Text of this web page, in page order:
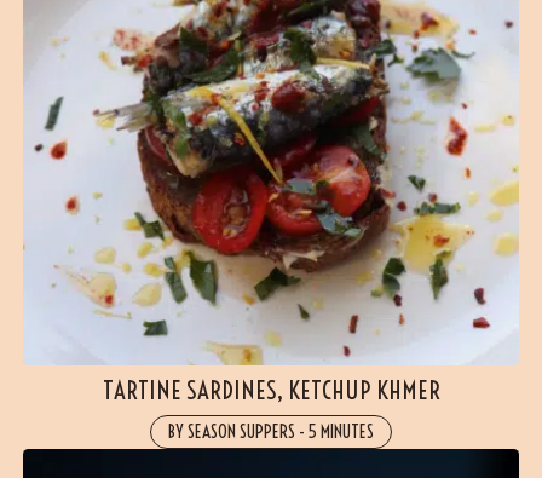
TARTINE SARDINES, KETCHUP KHMER
BY SEASON SUPPERS - 5 MINUTES